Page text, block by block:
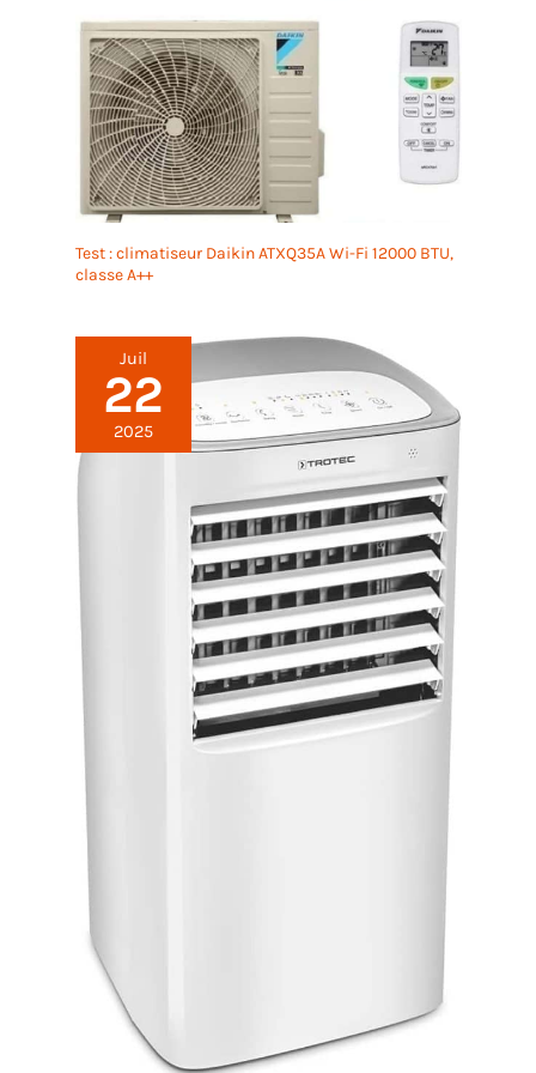
SILENCIEUSE POUR UNE NUIT IDÉALE : Le mode
sommeil est compatible avec le froid et le chaud : la
température augmente ou diminue
progressivement de 1 °C par heure, avec une
variation maximale totale de 2 °C. En
refroidissement, la température monte légèrement
pour éviter le froid nocturne ; en chauffage, elle
baisse doucement contre la chaleur sèche. L’unité
passe en mode silencieux avec ventilateur lent et
énergétique sans nuisance sonore ni écarts
thermiques brusques.
adapte l’arrêt automatique à votre quotidien :
siestes, nuits, courtes ventilations. Vous évitez les
consommations inutiles hors présence et réduisez
votre facture énergétique. Si vous activez à la fois la
minuterie et le mode veille, l’appareil s’arrête au
délai le plus court. Double protection contre le
gaspillage, paramétrage simplifié adapté aux
usages domestiques et professionnels, alliant
confort et économies d’énergie.
Test : climatiseur Daikin ATXQ35A Wi-Fi 12000 BTU,
classe A++
Juil
22
2025